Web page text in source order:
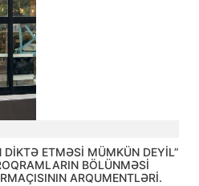
ETMƏSİ MÜMKÜN DEYİL”
BÖLÜNMƏSİ
ARQUMENTLƏRİ.